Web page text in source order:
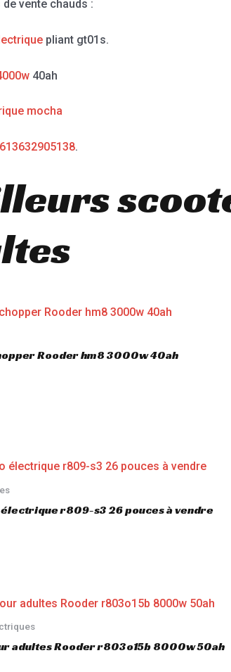
vente chauds :
pliant gt01s.
40ah
mocha
.
Rooder hm8 3000w 40ah
r809-s3 26 pouces à vendre
adultes Rooder r803o15b 8000w 50ah